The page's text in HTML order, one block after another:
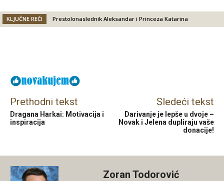
KLJUČNE REČI Prestolonaslednik Aleksandar i Princeza Katarina
Prethodni tekst
Dragana Harkai: Motivacija i
inspiracija
Sledeći tekst
Darivanje je lepše u dvoje –
Novak i Jelena dupliraju vaše
donacije!
Zoran Todorović